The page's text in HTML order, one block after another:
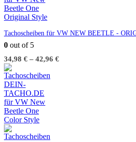
Tachoscheiben für VW NEW BEETLE -
0 out of 5
34,98 € – 42,96 €